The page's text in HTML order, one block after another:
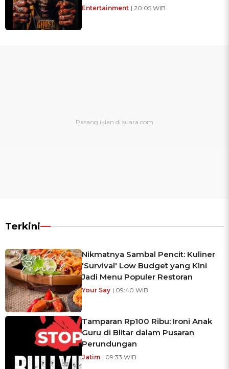
Entertainment | 20:05 WIB
Terkini
Nikmatnya Sambal Pencit: Kuliner
'Survival' Low Budget yang Kini
Jadi Menu Populer Restoran
Your Say | 09:40 WIB
Tamparan Rp100 Ribu: Ironi Anak
Guru di Blitar dalam Pusaran
Perundungan
Jatim | 09:33 WIB